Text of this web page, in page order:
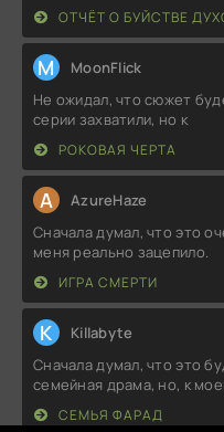
ОТЧЁТ О БУЙСТВЕ
M MoonFlick
Не ожидал, что сюжет
серии захватили, но к
РОКОВАЯ ЧЕРТА
A AzureHaze
Сначала думал, что это
меня реально зацепило.
ИГРА СМЕРТИ
K Killabyte
Сначала думал, что это
семейная драма, но, к
СЕМЬЯ ФАРАД